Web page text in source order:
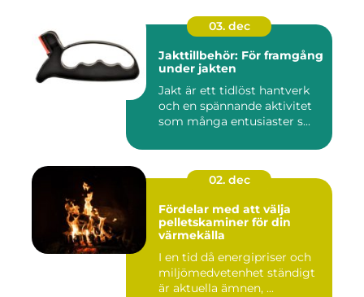
03. dec
Jakttillbehör: För framgång
under jakten
Jakt är ett tidlöst hantverk
och en spännande aktivitet
som många entusiaster s...
02. dec
Fördelar med att välja
pelletskaminer för din
värmekälla
I en tid då energipriser och
miljömedvetenhet ständigt
är aktuella ämnen, ...